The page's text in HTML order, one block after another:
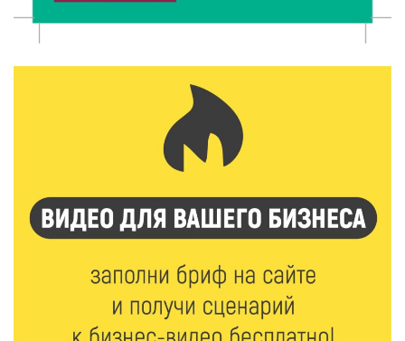
7 Авг 2026 16:02 434
рассказ о жизни пчёл
208
Открыт набор на программу амбассадоров для
студентов российских вузов
7 Авг 2026 15:37 208
Жителям Тверской области напомнили об
опасности домашних заготовок
7 Авг 2026 15:32 302